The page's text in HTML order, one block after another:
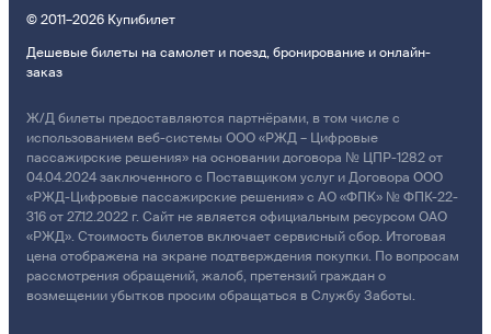
© 2011–2026 Купибилет
Дешевые билеты на самолет и поезд, бронирование и онлайн-
заказ
Ж/Д билеты предоставляются партнёрами, в том числе с
использованием веб-системы ООО «РЖД – Цифровые
пассажирские решения» на основании договора № ЦПР-1282 от
04.04.2024 заключенного с Поставщиком услуг и Договора ООО
«РЖД-Цифровые пассажирские решения» с АО «ФПК» № ФПК-22-
316 от 27.12.2022 г. Сайт не является официальным ресурсом ОАО
«РЖД». Стоимость билетов включает сервисный сбор. Итоговая
цена отображена на экране подтверждения покупки. По вопросам
рассмотрения обращений, жалоб, претензий граждан о
возмещении убытков просим обращаться в Службу Заботы.